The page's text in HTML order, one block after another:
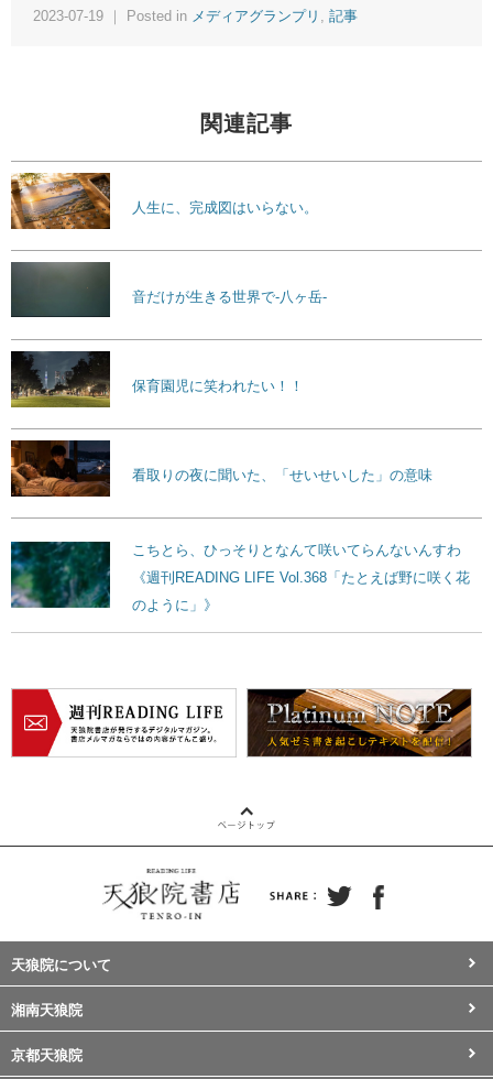
2023-07-19 ｜ Posted in メディアグランプリ , 記事
関連記事
人生に、完成図はいらない。
音だけが生きる世界で-八ヶ岳-
保育園児に笑われたい！！
看取りの夜に聞いた、「せいせいした」の意味
こちとら、ひっそりとなんて咲いてらんないんすわ
《週刊READING LIFE Vol.368「たとえば野に咲く花
のように」》
天狼院について
湘南天狼院
京都天狼院